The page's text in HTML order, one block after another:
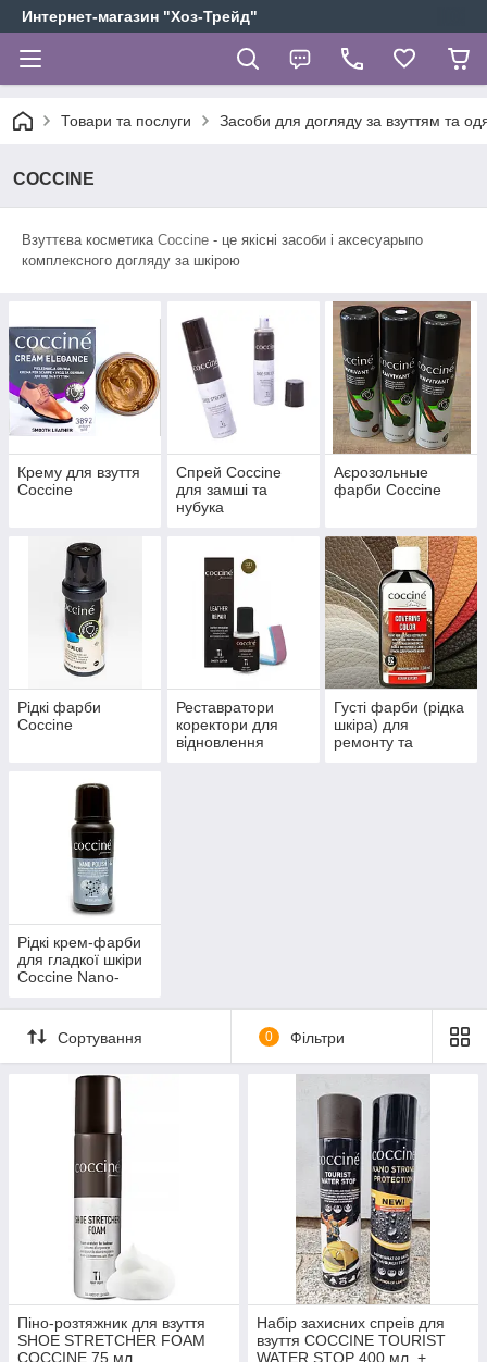
Интернет-магазин "Хоз-Трейд"
Товари та послуги Засоби для догляду за взуттям та
СOCCINE
Взуттєва косметика Coccine - це якісні засоби і аксесуарыпо
комплексного догляду за шкірою
Крему для взуття
Coccine
Спрей Coccine
для замші та
нубука
Аєрозольные
фарби Coccine
Рідкі фарби
Coccine
Реставратори
коректори для
відновлення
Густі фарби (рідка
шкіра) для
ремонту та
Рідкі крем-фарби
для гладкої шкіри
Coccine Nano-
Сортування 0 Фільтри
Піно-розтяжник для взуття
SHOE STRETCHER FOAM
COCCINE 75 мл
Набір захисних спреів для
взуття COCCINE TOURIST
WATER STOP 400 мл. +